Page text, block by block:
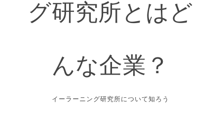
グ研究所とはど
んな企業？
イーラーニング研究所について知ろう